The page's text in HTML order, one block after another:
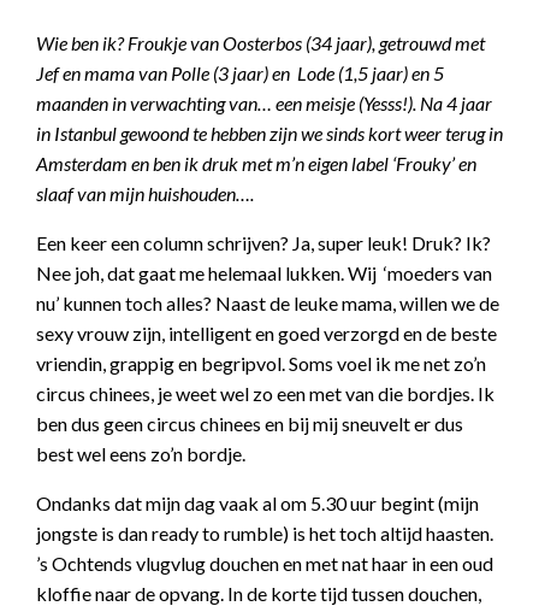
Wie ben ik? Froukje van Oosterbos (34 jaar), getrouwd met
Jef en mama van Polle (3 jaar) en Lode (1,5 jaar) en 5
maanden in verwachting van… een meisje (Yesss!). Na 4 jaar
in Istanbul gewoond te hebben zijn we sinds kort weer terug in
Amsterdam en ben ik druk met m’n eigen label ‘Frouky’ en
slaaf van mijn huishouden….
Een keer een column schrijven? Ja, super leuk! Druk? Ik?
Nee joh, dat gaat me helemaal lukken. Wij ‘moeders van
nu’ kunnen toch alles? Naast de leuke mama, willen we de
sexy vrouw zijn, intelligent en goed verzorgd en de beste
vriendin, grappig en begripvol. Soms voel ik me net zo’n
circus chinees, je weet wel zo een met van die bordjes. Ik
ben dus geen circus chinees en bij mij sneuvelt er dus
best wel eens zo’n bordje.
Ondanks dat mijn dag vaak al om 5.30 uur begint (mijn
jongste is dan ready to rumble) is het toch altijd haasten.
’s Ochtends vlugvlug douchen en met nat haar in een oud
kloffie naar de opvang. In de korte tijd tussen douchen,